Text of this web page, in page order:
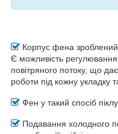
Корпус фена зроблений
Є можливість
повітряного потоку, що
роботи під кожну укладку
Фен у такий спосіб
Подавання холодного